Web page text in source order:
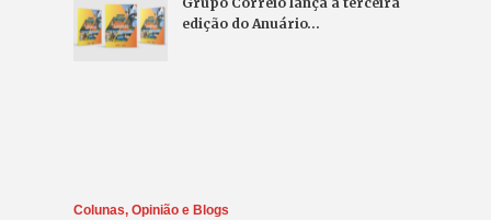
edição do Anuário…
Colunas, Opinião e Blogs